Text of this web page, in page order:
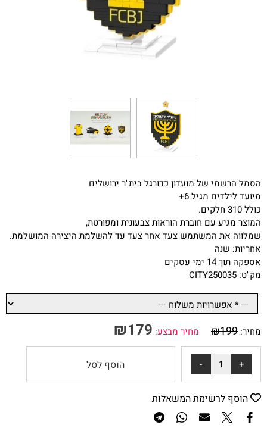
הסמל הרשמי של מועדון כדורגל בית"ר ירושלים
מיועד לילדים מגיל 6+
כולל 310 חלקים.
המוצר מגיע עם חוברת הוראות צבעונית ומפורטת,
שמלווה את המשתמש צעד אחר צעד עד להשלמת היצירה המושלמת.
אחריות: שנה
אספקה תוך 14 ימי עסקים
מק"ט: CITY250035
מחיר: ₪199 מחיר מבצע: ₪179
הוסף לסל
הוסף לרשימת המשאלות